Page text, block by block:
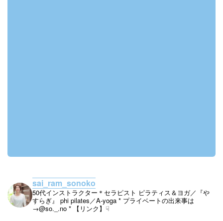
sai_ram_sonoko
50代インストラクター＊セラピスト ピラティス＆ヨガ／『や
すらぎ』
phi pilates／A-yoga * プライベートの出来事は
→@so._.no * 【リンク】☟